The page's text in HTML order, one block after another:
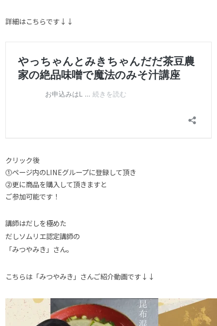
詳細はこちらです↓↓
クリック後
⓵ページ内のLINEグループに登録して頂き
⓶更に商品を購入して頂きますと
ご参加可能です！
講師はだしを極めた
だしソムリエ認定講師の
「みつやみき」さん。
こちらは「みつやみき」さんご紹介動画です↓↓